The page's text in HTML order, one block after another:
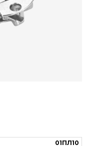
01ПЛ10